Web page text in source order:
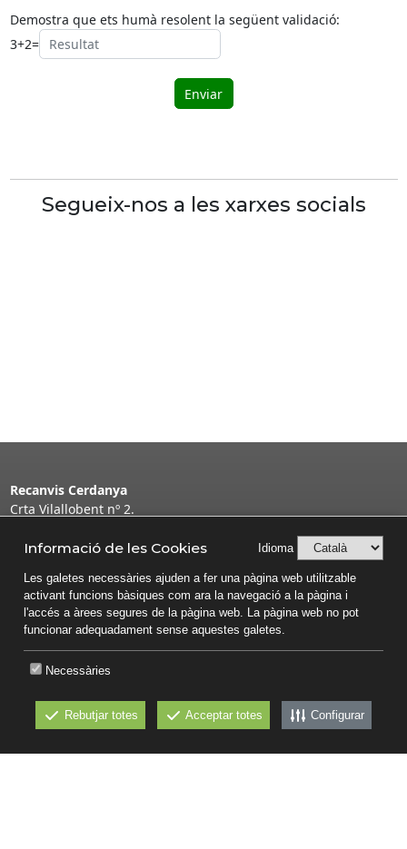
Demostra que ets humà resolent la següent validació:
3+2=
Segueix-nos a les xarxes socials
Recanvis Cerdanya
Crta Vilallobent nº 2.
info@recanviscerdanya.com
Fax: 972-884-773
Mòbil: 627-563-340
Política de privacitat
Política de Cookies
Financiado por la Unión Europea -
Informació de les Cookies Idioma
Les galetes necessàries ajuden a fer una pàgina web utilitzable
activant funcions bàsiques com ara la navegació a la pàgina i
l'accés a àrees segures de la pàgina web. La pàgina web no pot
funcionar adequadament sense aquestes galetes.
Necessàries
Rebutjar totes Acceptar totes Configurar